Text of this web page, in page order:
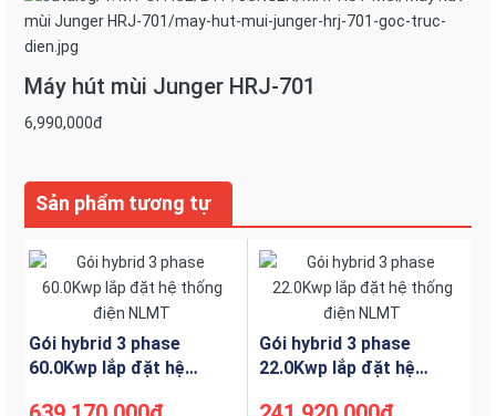
Máy hút mùi Junger HRJ-701
6,990,000đ
Sản phẩm tương tự
Gói hybrid 3 phase
60.0Kwp lắp đặt hệ
Gói hybrid 3 phase
22.0Kwp lắp đặt hệ